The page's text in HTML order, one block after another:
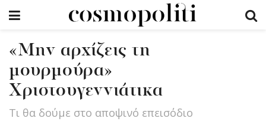
«Μην αρχίζεις τη
μουρμούρα»
Χριστουγεννιάτικα
Τι θα δούμε στο αποψινό επεισόδιο